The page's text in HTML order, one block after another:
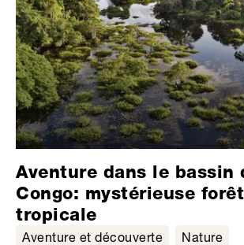
Aventure dans le bassin
Congo: mystérieuse forêt
tropicale
Aventure et découverte
Nature